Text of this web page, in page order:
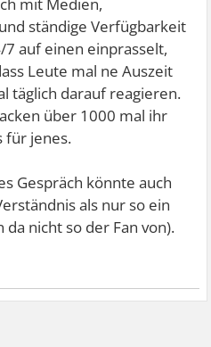
ständige Verfügbarkeit
auf einen einprasselt,
Leute mal ne Auszeit
täglich darauf reagieren.
über 1000 mal ihr
für jenes.
Gespräch könnte auch
als nur so ein
da nicht so der Fan von).